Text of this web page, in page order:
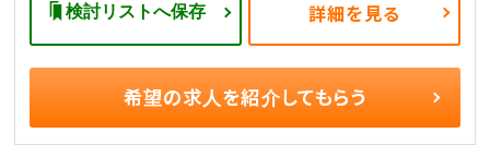
検討リストへ保存 詳細を見る
希望の求人を紹介してもらう